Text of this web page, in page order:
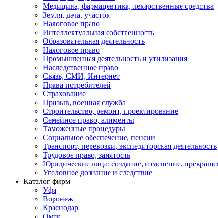
Медицина, фармацевтика, лекарственные средства
Земля, дача, участок
Налоговое право
Интеллектуальная собственность
Образовательная деятельность
Налоговое право
Промышленная деятельность и утилизация
Наследственное право
Связь, СМИ, Интернет
Права потребителей
Страхование
Призыв, военная служба
Строительство, ремонт, проектирование
Семейное право, алименты
Таможенные процедуры
Социальное обеспечение, пенсии
Транспорт, перевозки, экспедиторская деятельность
Трудовое право, занятость
Юридические лица: создание, изменение,
Уголовное дознание и следствие
Каталог фирм
Уфа
Воронеж
Краснодар
Омск